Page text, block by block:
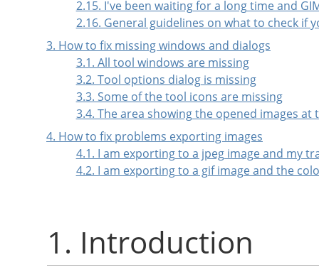
2.15. I've been waiting for a long time and
2.16. General guidelines on what to check if
3. How to fix missing windows and dialogs
3.1. All tool windows are missing
3.2. Tool options dialog is missing
3.3. Some of the tool icons are missing
3.4. The area showing the opened images at
4. How to fix problems exporting images
4.1. I am exporting to a jpeg image and my
4.2. I am exporting to a gif image and the
1. Introduction